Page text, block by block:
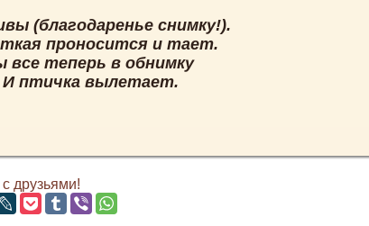
(благодаренье снимку!).
проносится и тает.
все теперь в обнимку
птичка вылетает.
друзьями!